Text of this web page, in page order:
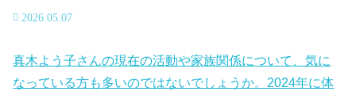
2026.05.07
真木よう子さんの現在の活動や家族関係について、気に
なっている方も多いのではないでしょうか。2024年に体